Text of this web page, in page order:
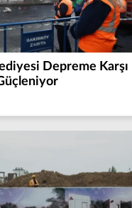
Depreme Karşı